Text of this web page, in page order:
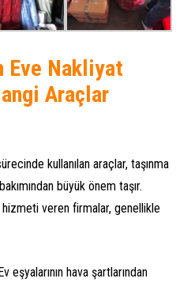
Eve Nakliyat
Araçlar
kullanılan araçlar, taşınma
büyük önem taşır.
veren firmalar, genellikle
Ev eşyalarının hava şartlarından